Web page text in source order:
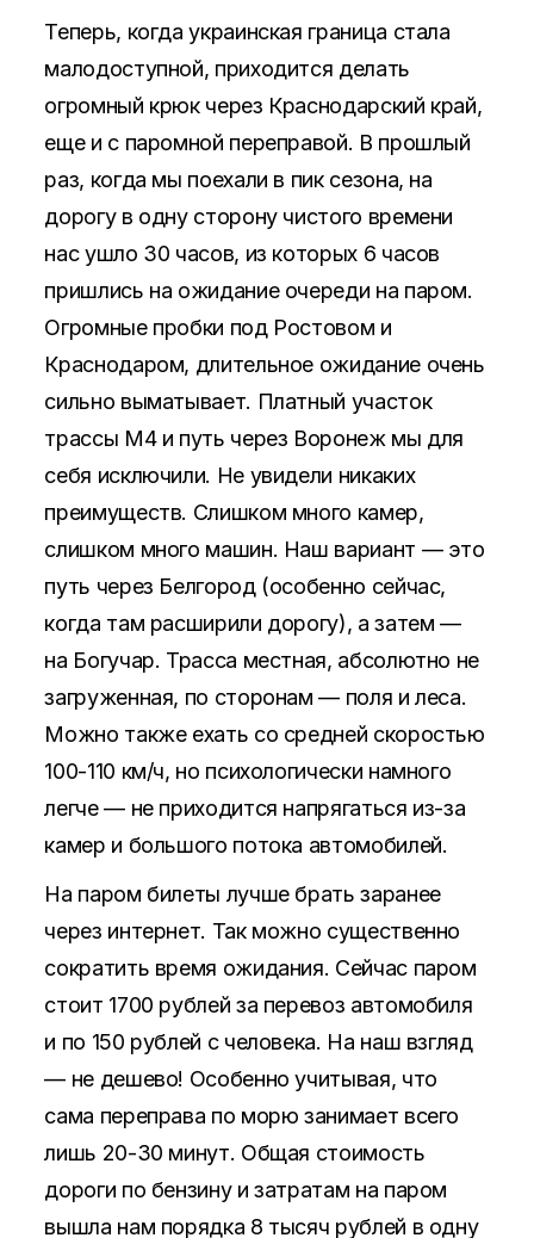
Теперь, когда украинская граница стала
малодоступной, приходится делать
огромный крюк через Краснодарский край,
еще и с паромной переправой. В прошлый
раз, когда мы поехали в пик сезона, на
дорогу в одну сторону чистого времени
нас ушло 30 часов, из которых 6 часов
пришлись на ожидание очереди на паром.
Огромные пробки под Ростовом и
Краснодаром, длительное ожидание очень
сильно выматывает. Платный участок
трассы М4 и путь через Воронеж мы для
себя исключили. Не увидели никаких
преимуществ. Слишком много камер,
слишком много машин. Наш вариант — это
путь через Белгород (особенно сейчас,
когда там расширили дорогу), а затем —
на Богучар. Трасса местная, абсолютно не
загруженная, по сторонам — поля и леса.
Можно также ехать со средней скоростью
100-110 км/ч, но психологически намного
легче — не приходится напрягаться из-за
камер и большого потока автомобилей.
На паром билеты лучше брать заранее
через интернет. Так можно существенно
сократить время ожидания. Сейчас паром
стоит 1700 рублей за перевоз автомобиля
и по 150 рублей с человека. На наш взгляд
— не дешево! Особенно учитывая, что
сама переправа по морю занимает всего
лишь 20-30 минут. Общая стоимость
дороги по бензину и затратам на паром
вышла нам порядка 8 тысяч рублей в одну